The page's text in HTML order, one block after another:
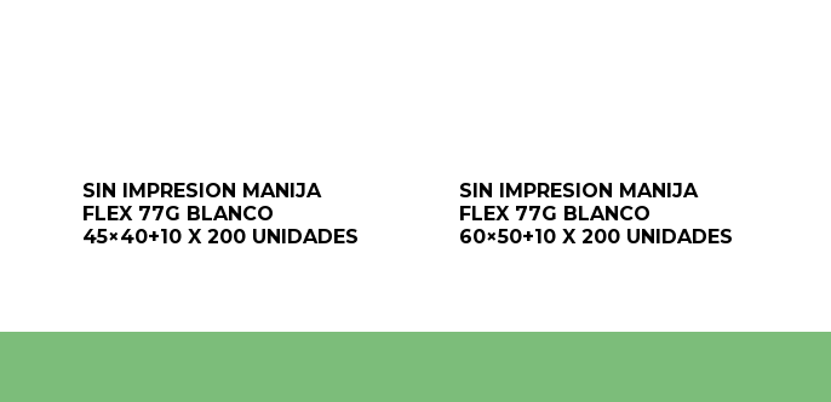
SIN IMPRESION MANIJA
FLEX 77G BLANCO
45×40+10 X 200 UNIDADES
SIN IMPRESION MANIJA
FLEX 77G BLANCO
60×50+10 X 200 UNIDADES